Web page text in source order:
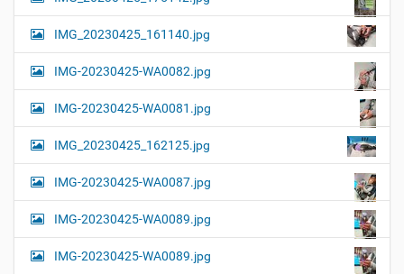
IMG_20230425_161140.jpg
IMG-20230425-WA0082.jpg
IMG-20230425-WA0081.jpg
IMG_20230425_162125.jpg
IMG-20230425-WA0087.jpg
IMG-20230425-WA0089.jpg
IMG-20230425-WA0089.jpg